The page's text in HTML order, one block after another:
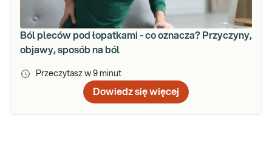
Ból pleców pod łopatkami - co oznacza? Przyczyny,
objawy, sposób na ból
Przeczytasz w 9 minut
Dowiedz się więcej